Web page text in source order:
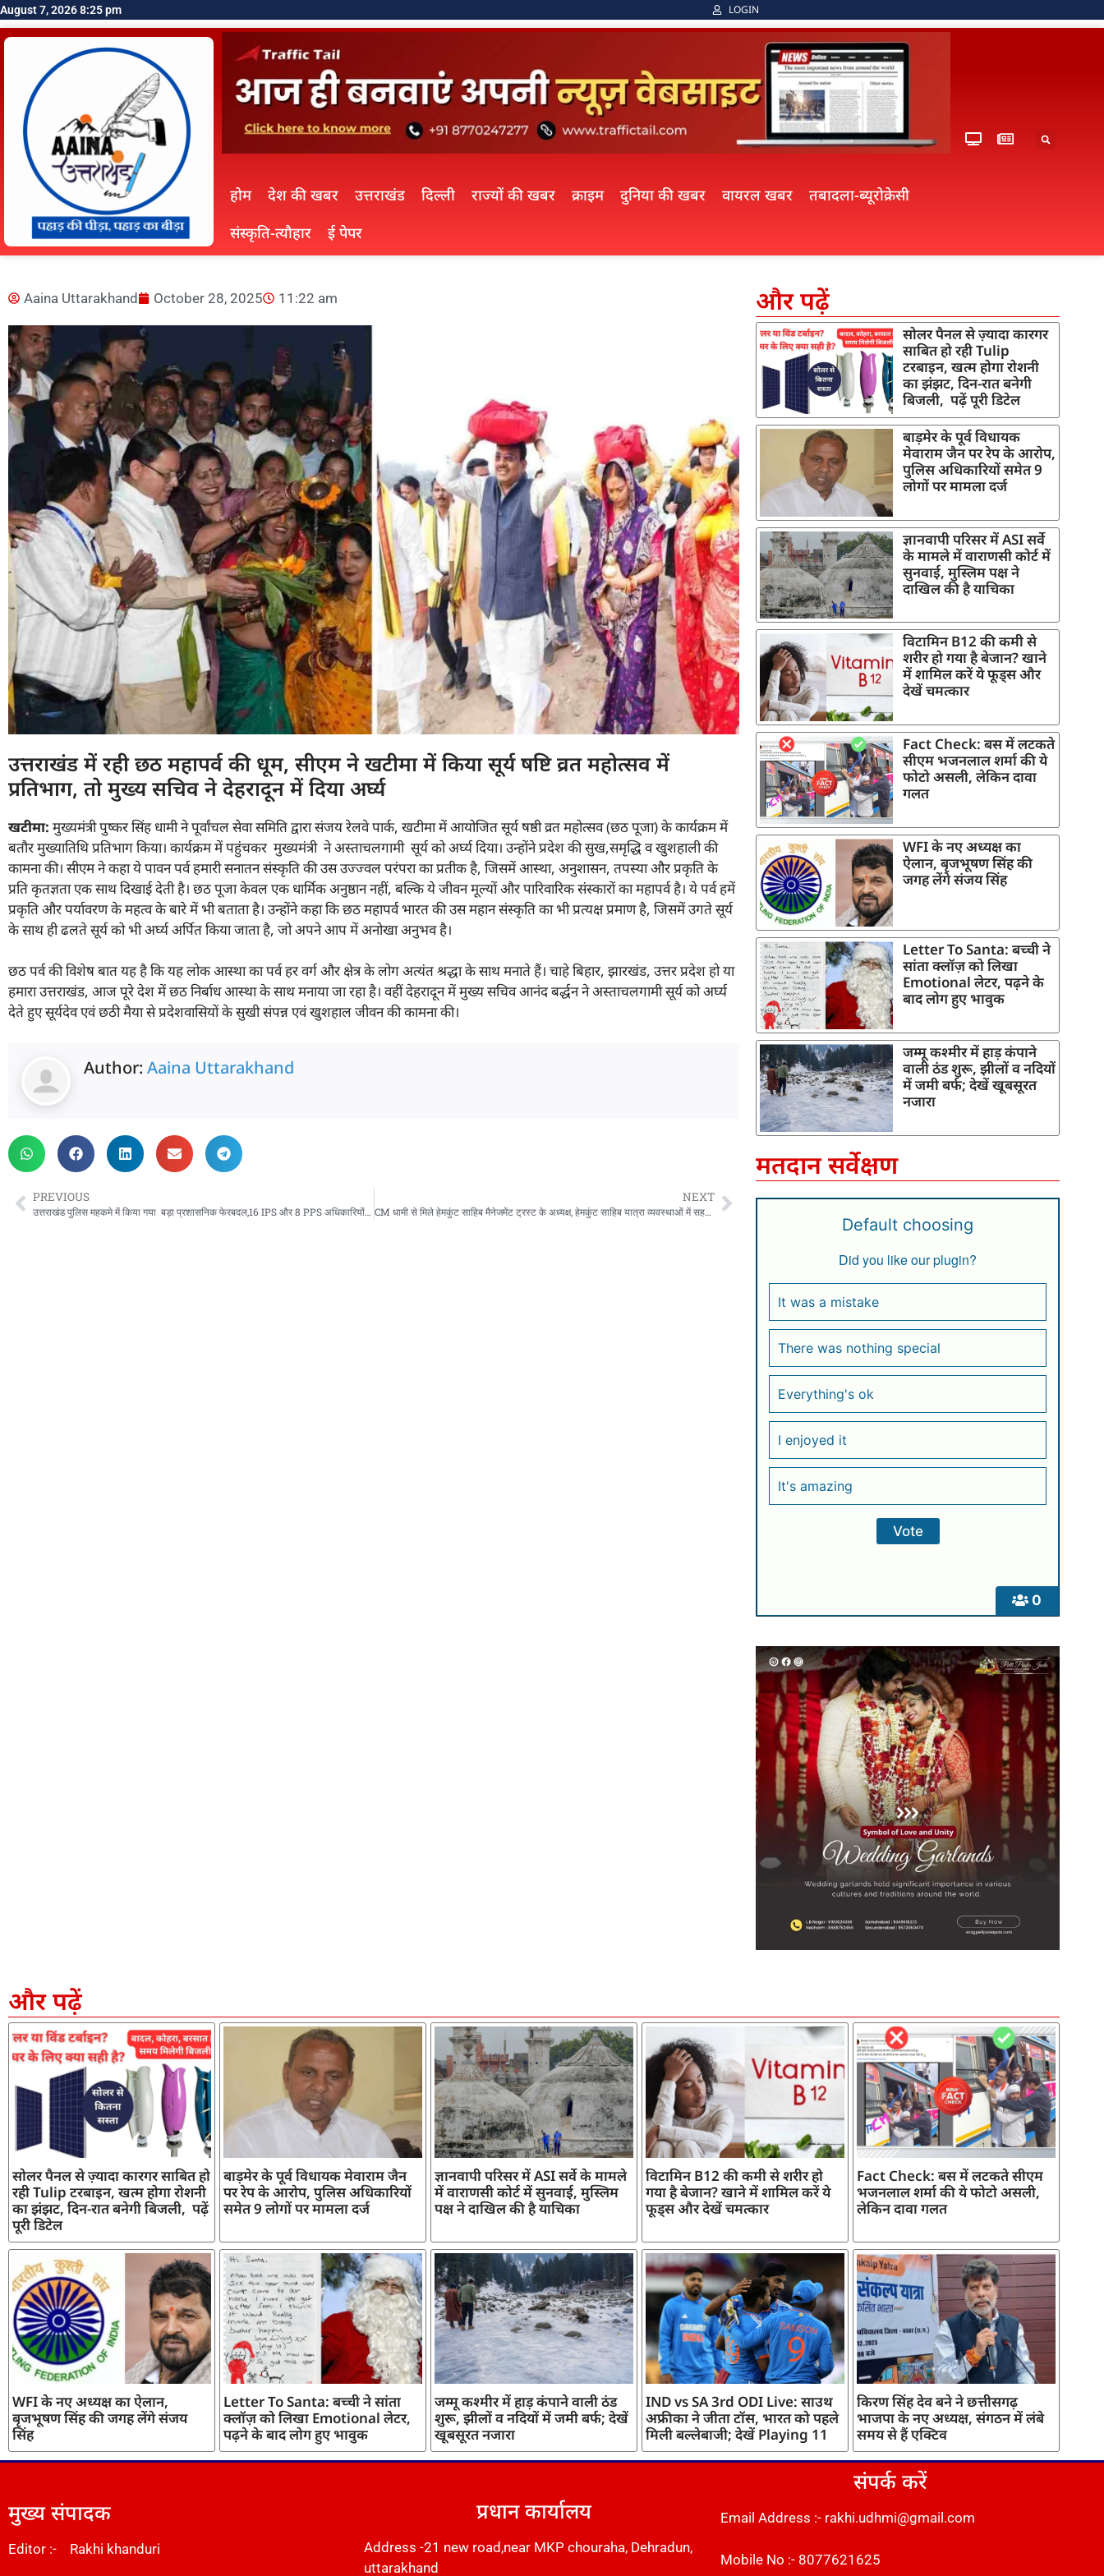
August 7, 2026 8:25 pm LOGIN
होम देश की खबर उत्तराखंड दिल्ली राज्यों की खबर क्राइम दुनिया की खबर वायरल खबर
तबादला-ब्यूरोक्रेसी
संस्कृति-त्यौहार
ई पेपर
Aaina Uttarakhand October 28, 2025 11:22 am
उत्तराखंड में रही छठ महापर्व की धूम, सीएम ने खटीमा में किया सूर्य षष्टि व्रत महोत्सव में
प्रतिभाग, तो मुख्य सचिव ने देहरादून में दिया अर्घ्य
खटीमा: मुख्यमंत्री पुष्कर सिंह धामी ने पूर्वांचल सेवा समिति द्वारा संजय रेलवे पार्क, खटीमा में आयोजित सूर्य षष्ठी व्रत महोत्सव (छठ पूजा) के कार्यक्रम में
बतौर मुख्यातिथि प्रतिभाग किया। कार्यक्रम में पहुंचकर मुख्यमंत्री ने अस्ताचलगामी सूर्य को अर्घ्य दिया। उन्होंने प्रदेश की सुख,समृद्धि व खुशहाली की
कामना की। सीएम ने कहा ये पावन पर्व हमारी सनातन संस्कृति की उस उज्ज्वल परंपरा का प्रतीक है, जिसमें आस्था, अनुशासन, तपस्या और प्रकृति के
प्रति कृतज्ञता एक साथ दिखाई देती है। छठ पूजा केवल एक धार्मिक अनुष्ठान नहीं, बल्कि ये जीवन मूल्यों और पारिवारिक संस्कारों का महापर्व है। ये पर्व हमें
प्रकृति और पर्यावरण के महत्व के बारे में भी बताता है। उन्होंने कहा कि छठ महापर्व भारत की उस महान संस्कृति का भी प्रत्यक्ष प्रमाण है, जिसमें उगते सूर्य
के साथ ही ढलते सूर्य को भी अर्घ्य अर्पित किया जाता है, जो अपने आप में अनोखा अनुभव है।
छठ पर्व की विशेष बात यह है कि यह लोक आस्था का पर्व हर वर्ग और क्षेत्र के लोग अत्यंत श्रद्धा के साथ मनाते हैं। चाहे बिहार, झारखंड, उत्तर प्रदेश हो या
हमारा उत्तराखंड, आज पूरे देश में छठ निर्बाध आस्था के साथ मनाया जा रहा है। वहीं देहरादून में मुख्य सचिव आनंद बर्द्धन ने अस्ताचलगामी सूर्य को अर्घ्य
देते हुए सूर्यदेव एवं छठी मैया से प्रदेशवासियों के सुखी संपन्न एवं खुशहाल जीवन की कामना की।
Author: Aaina Uttarakhand
PREVIOUS
उत्तराखंड पुलिस महकमे में किया गया बड़ा प्रशासनिक फेरबदल,16 IPS और 8 PPS अधिकारियों का हुआ तबादला
NEXT
CM धामी से मिले हेमकुंट साहिब मैनेजमेंट ट्रस्ट के अध्यक्ष, हेमकुंट साहिब यात्रा व्यवस्थाओं में सहयोग के लिये जताया आभार
और पढ़ें
सोलर पैनल से ज़्यादा कारगर
साबित हो रही Tulip
टरबाइन, खत्म होगा रोशनी
का झंझट, दिन-रात बनेगी
बिजली, पढ़ें पूरी डिटेल
बाड़मेर के पूर्व विधायक
मेवाराम जैन पर रेप के आरोप,
पुलिस अधिकारियों समेत 9
लोगों पर मामला दर्ज
ज्ञानवापी परिसर में ASI सर्वे
के मामले में वाराणसी कोर्ट में
सुनवाई, मुस्लिम पक्ष ने
दाखिल की है याचिका
विटामिन B12 की कमी से
शरीर हो गया है बेजान? खाने
में शामिल करें ये फूड्स और
देखें चमत्कार
Fact Check: बस में लटकते
सीएम भजनलाल शर्मा की ये
फोटो असली, लेकिन दावा
गलत
WFI के नए अध्यक्ष का
ऐलान, बृजभूषण सिंह की
जगह लेंगे संजय सिंह
Letter To Santa: बच्ची ने
सांता क्लॉज़ को लिखा
Emotional लेटर, पढ़ने के
बाद लोग हुए भावुक
जम्मू कश्मीर में हाड़ कंपाने
वाली ठंड शुरू, झीलों व नदियों
में जमी बर्फ; देखें खूबसूरत
नजारा
मतदान सर्वेक्षण
0
Default choosing
Did you like our plugin?
It was a mistake
There was nothing special
Everything's ok
I enjoyed it
It's amazing
और पढ़ें
सोलर पैनल से ज़्यादा कारगर साबित हो
रही Tulip टरबाइन, खत्म होगा रोशनी
का झंझट, दिन-रात बनेगी बिजली, पढ़ें
पूरी डिटेल
बाड़मेर के पूर्व विधायक मेवाराम जैन
पर रेप के आरोप, पुलिस अधिकारियों
समेत 9 लोगों पर मामला दर्ज
ज्ञानवापी परिसर में ASI सर्वे के मामले
में वाराणसी कोर्ट में सुनवाई, मुस्लिम
पक्ष ने दाखिल की है याचिका
विटामिन B12 की कमी से शरीर हो
गया है बेजान? खाने में शामिल करें ये
फूड्स और देखें चमत्कार
Fact Check: बस में लटकते सीएम
भजनलाल शर्मा की ये फोटो असली,
लेकिन दावा गलत
WFI के नए अध्यक्ष का ऐलान,
बृजभूषण सिंह की जगह लेंगे संजय
सिंह
Letter To Santa: बच्ची ने सांता
क्लॉज़ को लिखा Emotional लेटर,
पढ़ने के बाद लोग हुए भावुक
जम्मू कश्मीर में हाड़ कंपाने वाली ठंड
शुरू, झीलों व नदियों में जमी बर्फ; देखें
खूबसूरत नजारा
IND vs SA 3rd ODI Live: साउथ
अफ्रीका ने जीता टॉस, भारत को पहले
मिली बल्लेबाजी; देखें Playing 11
किरण सिंह देव बने ने छत्तीसगढ़
भाजपा के नए अध्यक्ष, संगठन में लंबे
समय से हैं एक्टिव
मुख्य संपादक
Editor :- Rakhi khanduri
प्रधान कार्यालय
Address -21 new road,near MKP chouraha, Dehradun,
uttarakhand
संपर्क करें
Email Address :- rakhi.udhmi@gmail.com
Mobile No :- 8077621625